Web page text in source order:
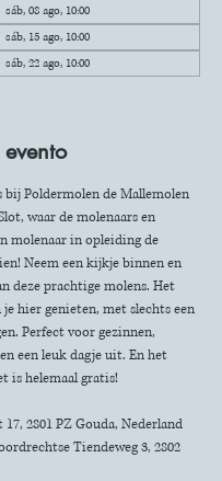
sáb, 08 ago, 10:00
sáb, 15 ago, 10:00
sáb, 22 ago, 10:00
bij Poldermolen de Mallemolen
waar de molenaars en
molenaar in opleiding de
Neem een kijkje binnen en
deze prachtige molens. Het
hier genieten, met slechts een
Perfect voor gezinnen,
een leuk dagje uit. En het
is helemaal gratis!
2801 PZ Gouda, Nederland
Tiendeweg 3, 2802